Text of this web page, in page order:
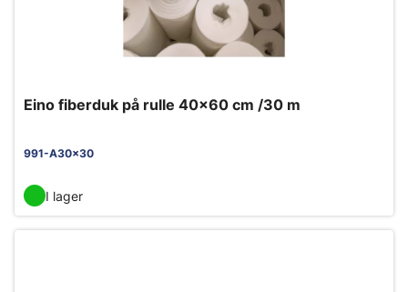
Eino fiberduk på rulle 40x60 cm /30 m
991-A30x30
I lager